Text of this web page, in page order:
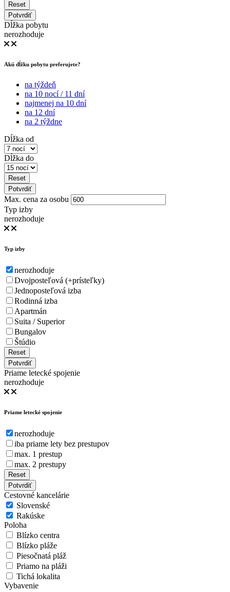
Reset
Potvrdiť
Dĺžka pobytu
nerozhoduje
Akú dĺžku pobytu preferujete?
na týždeň
na 10 nocí / 11 dní
najmenej na 10 dní
na 12 dní
na 2 týždne
Dĺžka od
Dĺžka do
Reset
Potvrdiť
Max. cena za osobu
Typ izby
nerozhoduje
Typ izby
nerozhoduje
Dvojposteľová (+prísteľky)
Jednoposteľová izba
Rodinná izba
Apartmán
Suita / Superior
Bungalov
Štúdio
Reset
Potvrdiť
Priame letecké spojenie
nerozhoduje
Priame letecké spojenie
nerozhoduje
iba priame lety bez prestupov
max. 1 prestup
max. 2 prestupy
Reset
Potvrdiť
Cestovné kancelárie
Slovenské
Rakúske
Poloha
Blízko centra
Blízko pláže
Piesočnatá pláž
Priamo na pláži
Tichá lokalita
Vybavenie